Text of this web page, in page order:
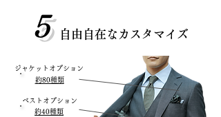
5 自由自在な​カスタマイズ
約80種類
ジャケットオプション
​約40種類
ベストオプション